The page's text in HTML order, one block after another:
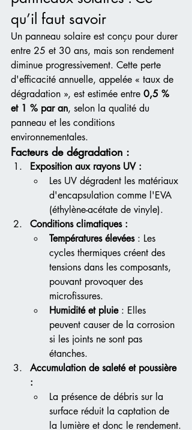
qu’il faut savoir
Un panneau solaire est conçu pour durer
entre 25 et 30 ans, mais son rendement
diminue progressivement. Cette perte
d'efficacité annuelle, appelée « taux de
dégradation », est estimée entre 0,5 %
et 1 % par an, selon la qualité du
panneau et les conditions
environnementales.
Facteurs de dégradation :
Exposition aux rayons UV :
Les UV dégradent les matériaux
d'encapsulation comme l'EVA
(éthylène-acétate de vinyle).
Conditions climatiques :
Températures élevées : Les
cycles thermiques créent des
tensions dans les composants,
pouvant provoquer des
microfissures.
Humidité et pluie : Elles
peuvent causer de la corrosion
si les joints ne sont pas
étanches.
Accumulation de saleté et poussière
:
La présence de débris sur la
surface réduit la captation de
la lumière et donc le rendement.